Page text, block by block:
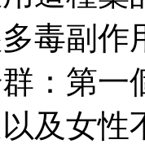
毒副
：第
及女